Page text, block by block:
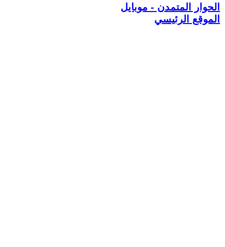
الحوار المتمدن - موبايل
الموقع الرئيسي